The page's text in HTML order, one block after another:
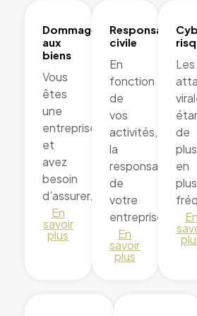
Dommages
aux
biens
Vous
êtes
une
entreprise
et
avez
besoin
d’assurer...
En
savoir
plus
Responsabilité
civile
En
fonction
de
vos
activités,
la
responsabilité
de
votre
entreprise...
En
savoir
plus
Les
de
plus
en
plus
En